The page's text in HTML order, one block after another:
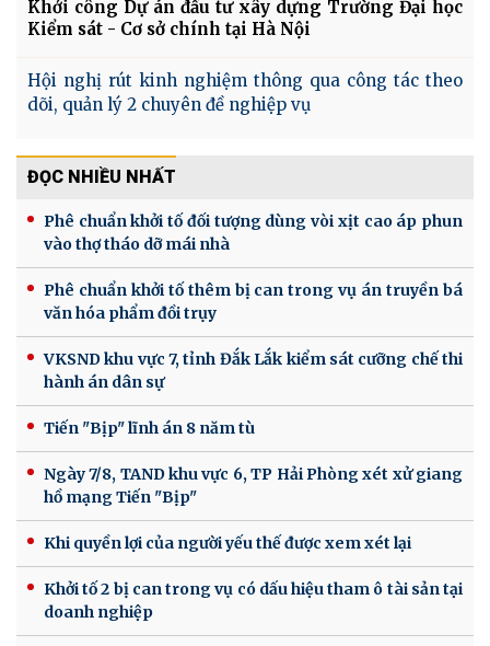
Khởi công Dự án đầu tư xây dựng Trường Đại học
Kiểm sát - Cơ sở chính tại Hà Nội
Hội nghị rút kinh nghiệm thông qua công tác theo
dõi, quản lý 2 chuyên đề nghiệp vụ
ĐỌC NHIỀU NHẤT
Phê chuẩn khởi tố đối tượng dùng vòi xịt cao áp phun
vào thợ tháo dỡ mái nhà
Phê chuẩn khởi tố thêm bị can trong vụ án truyền bá
văn hóa phẩm đồi trụy
VKSND khu vực 7, tỉnh Đắk Lắk kiểm sát cưỡng chế thi
hành án dân sự
Tiến "Bịp" lĩnh án 8 năm tù
Ngày 7/8, TAND khu vực 6, TP Hải Phòng xét xử giang
hồ mạng Tiến "Bịp"
Khi quyền lợi của người yếu thế được xem xét lại
Khởi tố 2 bị can trong vụ có dấu hiệu tham ô tài sản tại
doanh nghiệp